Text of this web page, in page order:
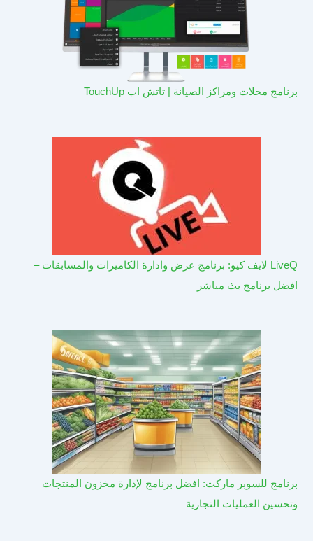
برنامج محلات ومراكز الصيانة | تاتش اب TouchUp
LiveQ لايف كيو: برنامج عرض وادارة الكاميرات والمسابقات –
افضل برنامج بث مباشر
برنامج للسوبر ماركت: افضل برنامج لإدارة مخزون المنتجات
وتحسين العمليات التجارية